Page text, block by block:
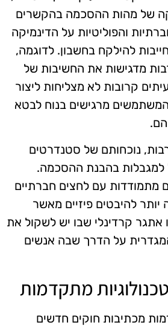
של מהות ההסכמה בהקשרים
והפוליטיות על הדינמיקה
חייבות להילקח בחשבון. לדוגמה,
מדגישות את החשיבות של
קרובות לא מצליחות ליצור
מרגישים בנוח לבטא
נוכחותם של סטנדרטים
למגבלות בהבנת ההסכמה.
מתמודדות עם לחצים חברתיים
להיבטים פיזיים מאשר
אתגר קרדינלי שבו יש לשקול את
על הדרך שבה אנשים
מתקדמות
מכתיבות חוקים חדשים